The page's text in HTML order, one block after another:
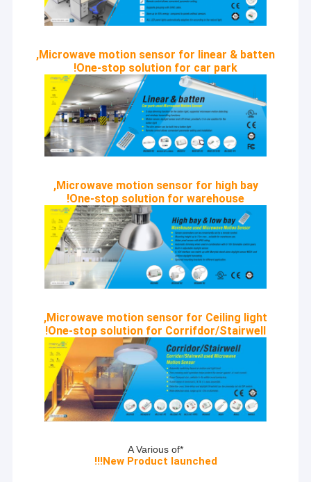
المنزل
Microwave motion sensor for linear & batten,
One-stop solution for car park!
Microwave motion sensor for high bay,
One-stop solution for warehouse!
Microwave motion sensor for Ceiling light,
One-stop solution for Corrifdor/Stairwell!
*A Various of
New Product launched!!!
التركيز على التحكم الذكي في الإضاءة والابتكار